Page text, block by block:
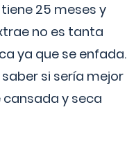
25 meses y
no es tanta
ya que se enfada.
si sería mejor
y seca